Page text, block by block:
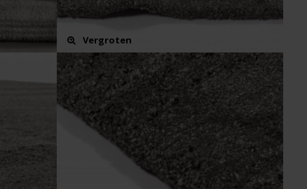
Vergroten